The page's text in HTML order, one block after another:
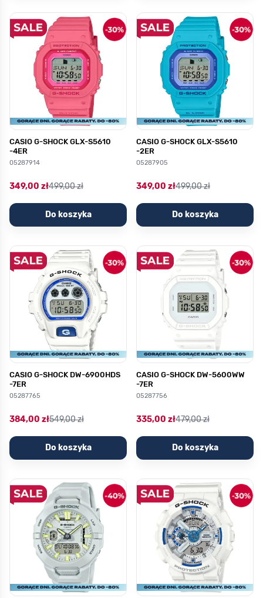
CASIO G-SHOCK GLX-S5610
-4ER
05287914
349,00 zł499,00 zł
Do koszyka
CASIO G-SHOCK GLX-S5610
-2ER
05287905
349,00 zł499,00 zł
Do koszyka
CASIO G-SHOCK DW-6900HDS
-7ER
05287765
384,00 zł549,00 zł
Do koszyka
CASIO G-SHOCK DW-5600WW
-7ER
05287756
335,00 zł479,00 zł
Do koszyka